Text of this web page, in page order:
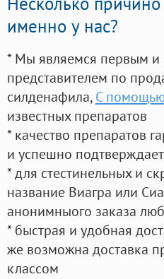
именно у нас?
* Мы являемся первым и
представителем по
силденафила, С помощью
известных препаратов
* качество препаратов
и успешно
* для стестинельных и
название Виагра или
анонимныого заказа
* быстрая и удобная
же возможна доставка
классом